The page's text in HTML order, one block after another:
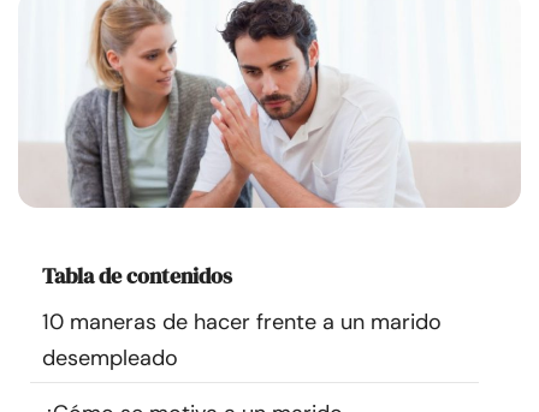
Familia
Cursos
Comunidad
Encuentra un terapeuta
Tabla de contenidos
10 maneras de hacer frente a un marido
desempleado